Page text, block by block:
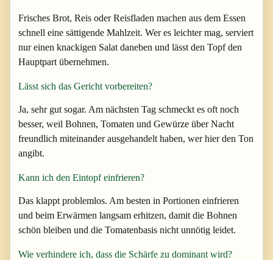
Frisches Brot, Reis oder Reisfladen machen aus dem Essen
schnell eine sättigende Mahlzeit. Wer es leichter mag, serviert
nur einen knackigen Salat daneben und lässt den Topf den
Hauptpart übernehmen.
Lässt sich das Gericht vorbereiten?
Ja, sehr gut sogar. Am nächsten Tag schmeckt es oft noch
besser, weil Bohnen, Tomaten und Gewürze über Nacht
freundlich miteinander ausgehandelt haben, wer hier den Ton
angibt.
Kann ich den Eintopf einfrieren?
Das klappt problemlos. Am besten in Portionen einfrieren
und beim Erwärmen langsam erhitzen, damit die Bohnen
schön bleiben und die Tomatenbasis nicht unnötig leidet.
Wie verhindere ich, dass die Schärfe zu dominant wird?